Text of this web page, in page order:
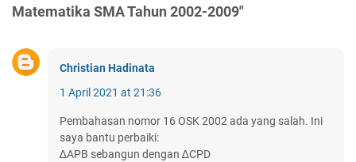
Matematika SMA Tahun 2002-2009"
Christian Hadinata
1 April 2021 at 21:36
Pembahasan nomor 16 OSK 2002 ada yang salah. Ini
saya bantu perbaiki:
∆APB sebangun dengan ∆CPD